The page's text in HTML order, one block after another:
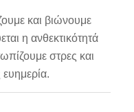
και βιώνουμε
η ανθεκτικότητά
στρες και